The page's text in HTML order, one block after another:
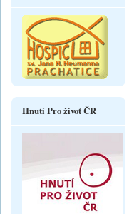
Hnutí Pro život ČR